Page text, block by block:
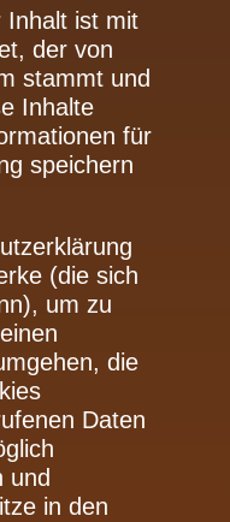
Inhalt ist mit
der von
stammt und
Inhalte
für
speichern
(die sich
um zu
die
Daten
und
in den